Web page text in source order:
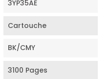
3YP35AE
Cartouche
BK/CMY
3100 Pages